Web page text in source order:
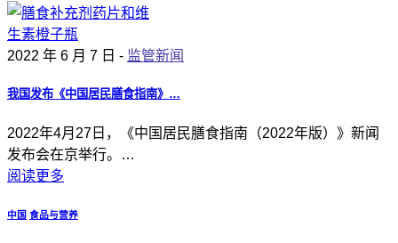
2022 年 6 月 7 日 - 监管新闻
我国发布《中国居民膳食指南》…
2022年4月27日，《中国居民膳食指南（2022年版）》新闻
发布会在京举行。…
阅读更多
中国 食品与营养